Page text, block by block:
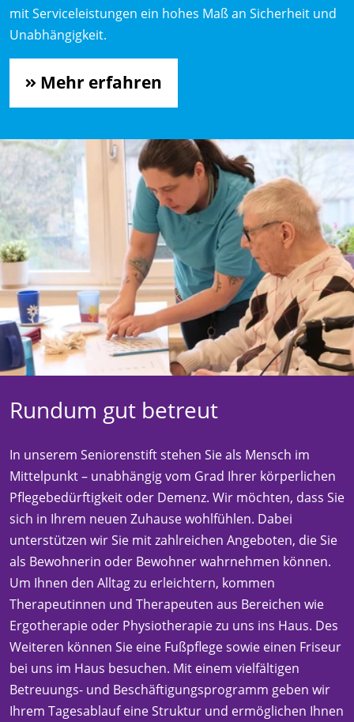
mit Serviceleistungen ein hohes Maß an Sicherheit und
Unabhängigkeit.
Mehr erfahren
Rundum gut betreut
In unserem Seniorenstift stehen Sie als Mensch im
Mittelpunkt – unabhängig vom Grad Ihrer körperlichen
Pflegebedürftigkeit oder Demenz. Wir möchten, dass Sie
sich in Ihrem neuen Zuhause wohlfühlen. Dabei
unterstützen wir Sie mit zahlreichen Angeboten, die Sie
als Bewohnerin oder Bewohner wahrnehmen können.
Um Ihnen den Alltag zu erleichtern, kommen
Therapeutinnen und Therapeuten aus Bereichen wie
Ergotherapie oder Physiotherapie zu uns ins Haus. Des
Weiteren können Sie eine Fußpflege sowie einen Friseur
bei uns im Haus besuchen. Mit einem vielfältigen
Betreuungs- und Beschäftigungsprogramm geben wir
Ihrem Tagesablauf eine Struktur und ermöglichen Ihnen